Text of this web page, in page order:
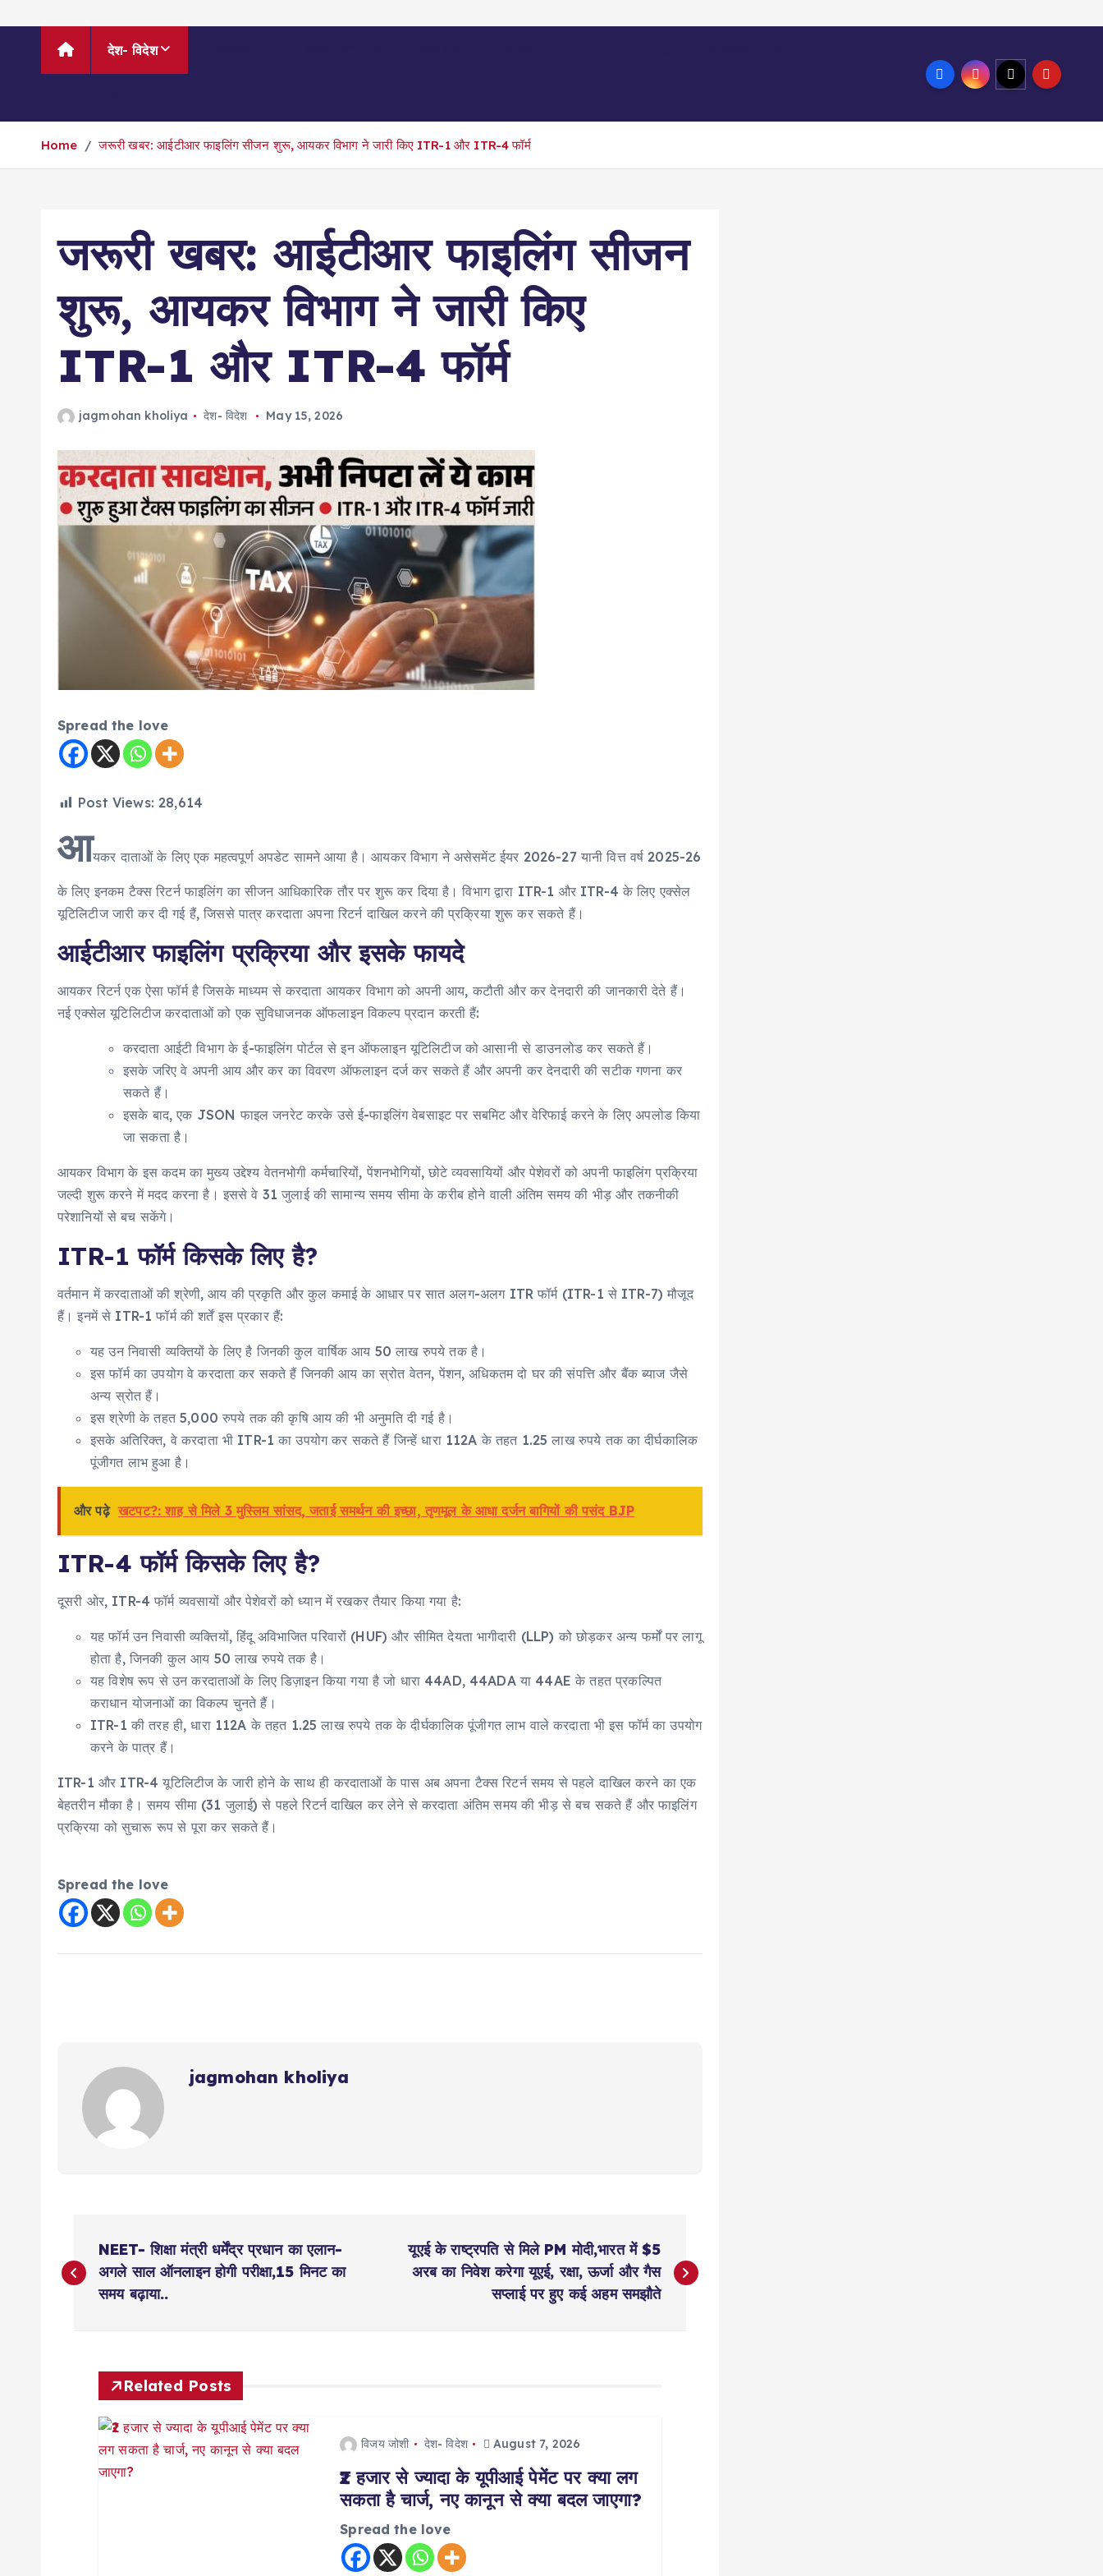
देश- विदेश
Home जरूरी खबर: आईटीआर फाइलिंग सीजन शुरू, आयकर विभाग ने जारी किए ITR-1 और ITR-4 फॉर्म
जरूरी खबर: आईटीआर फाइलिंग सीजन
शुरू, आयकर विभाग ने जारी किए
ITR-1 और ITR-4 फॉर्म
jagmohan kholiya देश- विदेश May 15, 2026
Spread the love
Post Views: 28,614
आयकर दाताओं के लिए एक महत्वपूर्ण अपडेट सामने आया है। आयकर विभाग ने असेसमेंट ईयर 2026-27 यानी वित्त वर्ष 2025-26
के लिए इनकम टैक्स रिटर्न फाइलिंग का सीजन आधिकारिक तौर पर शुरू कर दिया है। विभाग द्वारा ITR-1 और ITR-4 के लिए एक्सेल
यूटिलिटीज जारी कर दी गई हैं, जिससे पात्र करदाता अपना रिटर्न दाखिल करने की प्रक्रिया शुरू कर सकते हैं।
आईटीआर फाइलिंग प्रक्रिया और इसके फायदे
आयकर रिटर्न एक ऐसा फॉर्म है जिसके माध्यम से करदाता आयकर विभाग को अपनी आय, कटौती और कर देनदारी की जानकारी देते हैं।
नई एक्सेल यूटिलिटीज करदाताओं को एक सुविधाजनक ऑफलाइन विकल्प प्रदान करती हैं:
करदाता आईटी विभाग के ई-फाइलिंग पोर्टल से इन ऑफलाइन यूटिलिटीज को आसानी से डाउनलोड कर सकते हैं।
इसके जरिए वे अपनी आय और कर का विवरण ऑफलाइन दर्ज कर सकते हैं और अपनी कर देनदारी की सटीक गणना कर
सकते हैं।
इसके बाद, एक JSON फाइल जनरेट करके उसे ई-फाइलिंग वेबसाइट पर सबमिट और वेरिफाई करने के लिए अपलोड किया
जा सकता है।
आयकर विभाग के इस कदम का मुख्य उद्देश्य वेतनभोगी कर्मचारियों, पेंशनभोगियों, छोटे व्यवसायियों और पेशेवरों को अपनी फाइलिंग प्रक्रिया
जल्दी शुरू करने में मदद करना है। इससे वे 31 जुलाई की सामान्य समय सीमा के करीब होने वाली अंतिम समय की भीड़ और तकनीकी
परेशानियों से बच सकेंगे।
ITR-1 फॉर्म किसके लिए है?
वर्तमान में करदाताओं की श्रेणी, आय की प्रकृति और कुल कमाई के आधार पर सात अलग-अलग ITR फॉर्म (ITR-1 से ITR-7) मौजूद
हैं। इनमें से ITR-1 फॉर्म की शर्तें इस प्रकार हैं:
यह उन निवासी व्यक्तियों के लिए है जिनकी कुल वार्षिक आय 50 लाख रुपये तक है।
इस फॉर्म का उपयोग वे करदाता कर सकते हैं जिनकी आय का स्रोत वेतन, पेंशन, अधिकतम दो घर की संपत्ति और बैंक ब्याज जैसे
अन्य स्रोत हैं।
इस श्रेणी के तहत 5,000 रुपये तक की कृषि आय की भी अनुमति दी गई है।
इसके अतिरिक्त, वे करदाता भी ITR-1 का उपयोग कर सकते हैं जिन्हें धारा 112A के तहत 1.25 लाख रुपये तक का दीर्घकालिक
पूंजीगत लाभ हुआ है।
और पढ़े खटपट?: शाह से मिले 3 मुस्लिम सांसद, जताई समर्थन की इच्छा, तृणमूल के आधा दर्जन बागियों की पसंद BJP
ITR-4 फॉर्म किसके लिए है?
दूसरी ओर, ITR-4 फॉर्म व्यवसायों और पेशेवरों को ध्यान में रखकर तैयार किया गया है:
यह फॉर्म उन निवासी व्यक्तियों, हिंदू अविभाजित परिवारों (HUF) और सीमित देयता भागीदारी (LLP) को छोड़कर अन्य फर्मों पर लागू
होता है, जिनकी कुल आय 50 लाख रुपये तक है।
यह विशेष रूप से उन करदाताओं के लिए डिज़ाइन किया गया है जो धारा 44AD, 44ADA या 44AE के तहत प्रकल्पित
कराधान योजनाओं का विकल्प चुनते हैं।
ITR-1 की तरह ही, धारा 112A के तहत 1.25 लाख रुपये तक के दीर्घकालिक पूंजीगत लाभ वाले करदाता भी इस फॉर्म का उपयोग
करने के पात्र हैं।
ITR-1 और ITR-4 यूटिलिटीज के जारी होने के साथ ही करदाताओं के पास अब अपना टैक्स रिटर्न समय से पहले दाखिल करने का एक
बेहतरीन मौका है। समय सीमा (31 जुलाई) से पहले रिटर्न दाखिल कर लेने से करदाता अंतिम समय की भीड़ से बच सकते हैं और फाइलिंग
प्रक्रिया को सुचारू रूप से पूरा कर सकते हैं।
Spread the love
jagmohan kholiya
o
NEET- शिक्षा मंत्री धर्मेंद्र प्रधान का एलान-
अगले साल ऑनलाइन होगी परीक्षा,15 मिनट का
समय बढ़ाया..
यूएई के राष्‍ट्रपति से मिले PM मोदी,भारत में $5
अरब का निवेश करेगा यूएई, रक्षा, ऊर्जा और गैस
सप्लाई पर हुए कई अहम समझौते
Related Posts
विजय जोशी देश- विदेश August 7, 2026
₹2 हजार से ज्यादा के यूपीआई पेमेंट पर क्या लग
सकता है चार्ज, नए कानून से क्या बदल जाएगा?
Spread the love